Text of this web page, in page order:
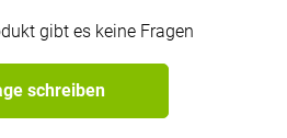
gibt es keine Fragen
schreiben